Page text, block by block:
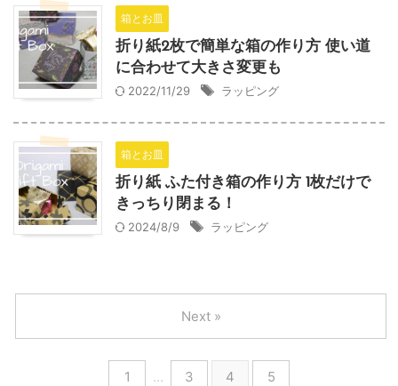
箱とお皿
折り紙2枚で簡単な箱の作り方 使い道
に合わせて大きさ変更も
2022/11/29 ラッピング
箱とお皿
折り紙 ふた付き箱の作り方 1枚だけで
きっちり閉まる！
2024/8/9 ラッピング
1 … 3 4 5
Next »